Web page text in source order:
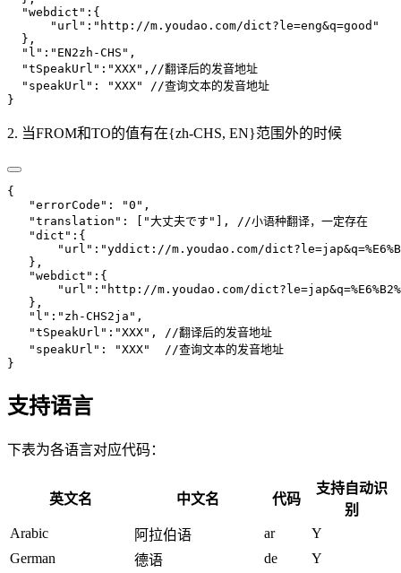
  "webdict":{
      "url":"http://m.youdao.com/dict?le=eng&q=good"
  },
  "l":"EN2zh-CHS",
  "tSpeakUrl":"XXX",//翻译后的发音地址
  "speakUrl": "XXX"
//查询文本的发音地址
}
2. 当FROM和TO的值有在{zh-CHS, EN}范围外的时候
{
   "errorCode": "0",
   "translation": ["大丈夫です"],
//小语种翻译，一定存在
   "dict":{
"url":"yddict://m.youdao.com/
   },
   "webdict":{
"url":"http://m.youdao.com/
   },
   "l":"zh-CHS2ja",
   "tSpeakUrl":"XXX",
//翻译后的发音地址
   "speakUrl": "XXX"
  //查询文本的发音地址
}
支持语言
下表为各语言对应代码：
英文名 中文名 代码
支持自动识
别
Arabic
阿拉伯语 ar
Y
German
德语 de
Y